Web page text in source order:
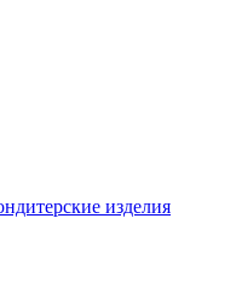
изделия